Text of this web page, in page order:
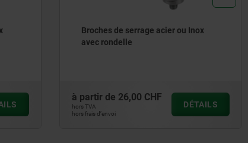
Broches de serrage acier ou Inox
avec rondelle
à partir de 26,00 CHF
hors TVA
hors frais d’envoi
DÉTAILS